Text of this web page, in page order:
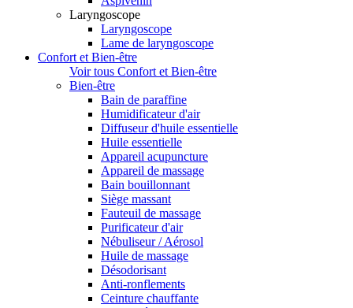
Laryngoscope
Laryngoscope
Lame de laryngoscope
Confort et Bien-être
Voir tous Confort et Bien-être
Bien-être
Bain de paraffine
Humidificateur d'air
Diffuseur d'huile essentielle
Huile essentielle
Appareil acupuncture
Appareil de massage
Bain bouillonnant
Siège massant
Fauteuil de massage
Purificateur d'air
Nébuliseur / Aérosol
Huile de massage
Désodorisant
Anti-ronflements
Ceinture chauffante